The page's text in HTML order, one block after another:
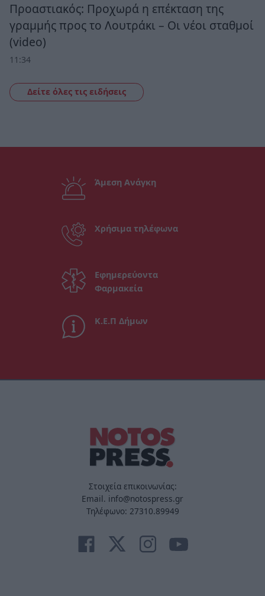
Προαστιακός: Προχωρά η επέκταση της
γραμμής προς το Λουτράκι – Οι νέοι σταθμοί
(video)
11:34
Δείτε όλες τις ειδήσεις
Άμεση Ανάγκη
Χρήσιμα τηλέφωνα
Εφημερεύοντα
Φαρμακεία
Κ.Ε.Π Δήμων
Στοιχεία επικοινωνίας:
Email. info@notospress.gr
Τηλέφωνο: 27310.89949